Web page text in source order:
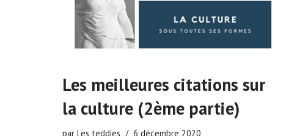
Les meilleures citations sur
la culture (2ème partie)
par Les teddies 6 décembre 2020